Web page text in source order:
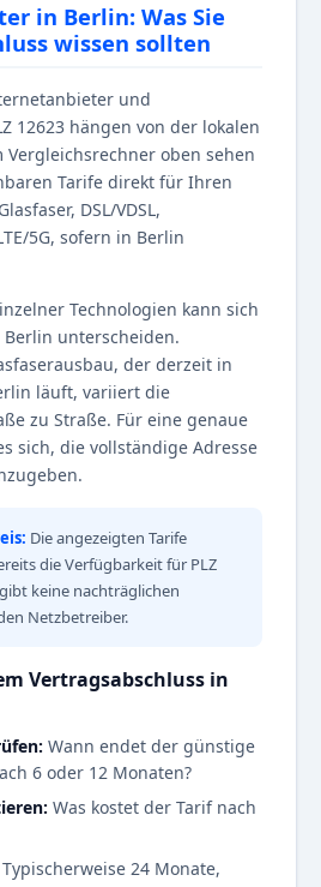
in Berlin: Was Sie
wissen sollten
und
12623 hängen von der lokalen
oben sehen
Tarife direkt für Ihren
DSL/VDSL,
5G, sofern in Berlin
Technologien kann sich
unterscheiden.
der derzeit in
läuft, variiert die
zu Straße. Für eine genaue
sich, die vollständige Adresse
Die angezeigten Tarife
die Verfügbarkeit für PLZ
keine nachträglichen
Netzbetreiber.
Vertragsabschluss in
Wann endet der günstige
6 oder 12 Monaten?
Was kostet der Tarif nach
Typischerweise 24 Monate,